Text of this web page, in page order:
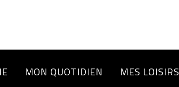
MON QUOTIDIEN MES LOISIRS